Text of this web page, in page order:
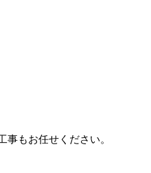
もお任せください。